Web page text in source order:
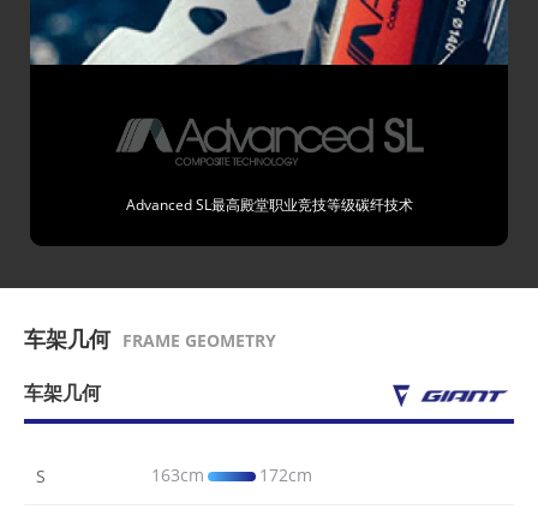
Advanced SL最高殿堂职业竞技等级碳纤技术
车架几何 FRAME GEOMETRY
车架几何
S 163cm 172cm